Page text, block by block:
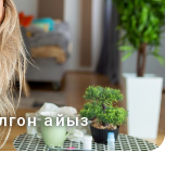
айыз